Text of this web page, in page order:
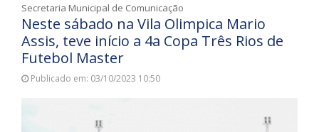
Secretaria Municipal de Comunicação
Neste sábado na Vila Olimpica Mario
Assis, teve início a 4a Copa Três Rios de
Futebol Master
Publicado em: 03/10/2023 10:50